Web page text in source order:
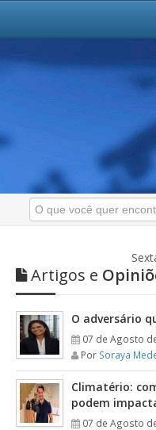
Artigos e
O adversário
07 de Agosto
Por Soraya
Climatério:
podem
07 de Agosto